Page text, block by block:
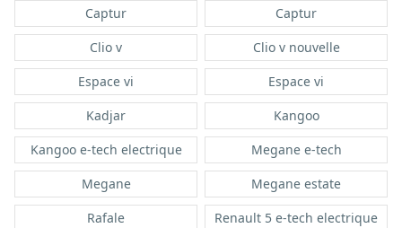
Captur
Captur
Clio v
Clio v nouvelle
Espace vi
Espace vi
Kadjar
Kangoo
Kangoo e-tech electrique
Megane e-tech
Megane
Megane estate
Rafale
Renault 5 e-tech electrique